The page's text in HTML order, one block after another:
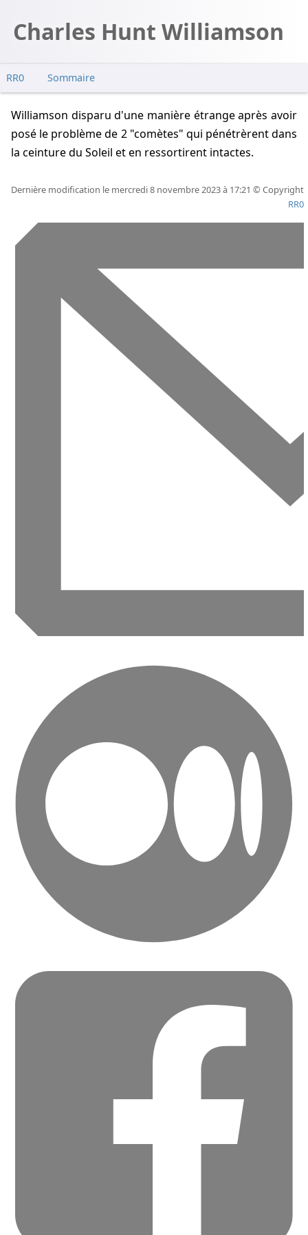
Charles Hunt Williamson
RR0 Sommaire
Williamson disparu d'une manière étrange après avoir
posé le problème de 2 "comètes" qui pénétrèrent dans
la ceinture du Soleil et en ressortirent intactes.
Dernière modification le mercredi 8 novembre 2023 à 17:21 © Copyright
RR0